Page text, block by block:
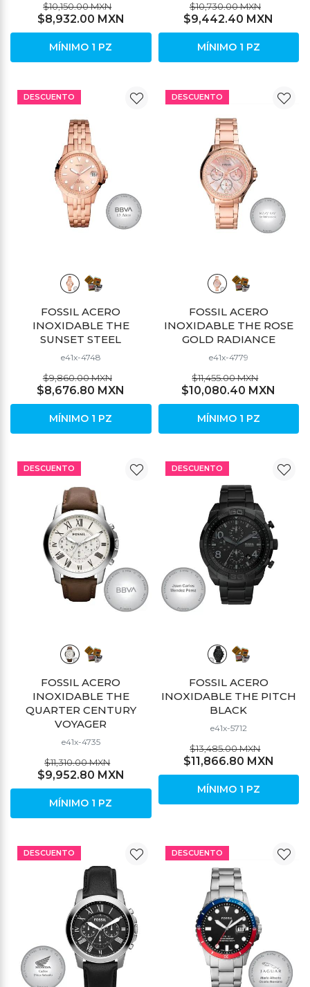
$10,150.00 MXN
$8,932.00 MXN
MÍNIMO 1 PZ
$10,730.00 MXN
$9,442.40 MXN
MÍNIMO 1 PZ
DESCUENTO
FOSSIL ACERO
INOXIDABLE THE
SUNSET STEEL
e41x-4748
$9,860.00 MXN
$8,676.80 MXN
MÍNIMO 1 PZ
DESCUENTO
FOSSIL ACERO
INOXIDABLE THE ROSE
GOLD RADIANCE
e41x-4779
$11,455.00 MXN
$10,080.40 MXN
MÍNIMO 1 PZ
DESCUENTO
FOSSIL ACERO
INOXIDABLE THE
QUARTER CENTURY
VOYAGER
e41x-4735
$11,310.00 MXN
$9,952.80 MXN
MÍNIMO 1 PZ
DESCUENTO
FOSSIL ACERO
INOXIDABLE THE PITCH
BLACK
e41x-5712
$13,485.00 MXN
$11,866.80 MXN
MÍNIMO 1 PZ
DESCUENTO DESCUENTO